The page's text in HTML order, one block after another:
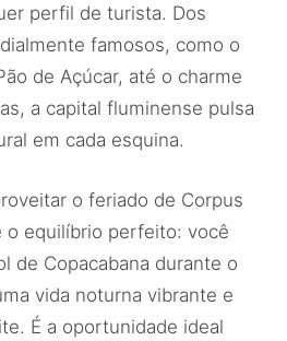
perfil de turista. Dos
famosos, como o
de Açúcar, até o charme
a capital fluminense pulsa
em cada esquina.
o feriado de Corpus
o equilíbrio perfeito: você
de Copacabana durante o
vida noturna vibrante e
É a oportunidade ideal